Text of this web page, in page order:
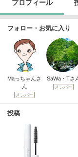
プロフィール
フォロー・お気に入り
Maっちゃんさ
ん
メンバー
SaWa・Tさ
メンバー
投稿